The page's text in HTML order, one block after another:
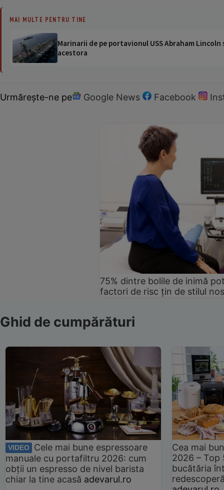
MAI MULTE PENTRU TINE
Marinarii de pe portavionul USS Abraham
acestora
Urmărește-ne pe Google News Facebook
75% dintre bolile de inimă
factori de risc țin de stilul
Ghid de cumpărături
VIDEO
Cele mai bune espressoare
manuale cu portafiltru 2026: cum
obții un espresso de nivel barista
chiar la tine acasă adevarul.ro
Cea mai
2026 –
bucătăria